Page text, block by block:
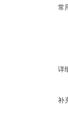
常
详
补